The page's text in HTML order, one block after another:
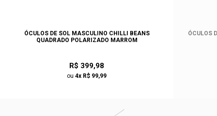
ÓCULOS DE SOL MASCULINO CHILLI BEANS
QUADRADO POLARIZADO MARROM
R$ 399,98
ou 4x R$ 99,99
ÓCULOS